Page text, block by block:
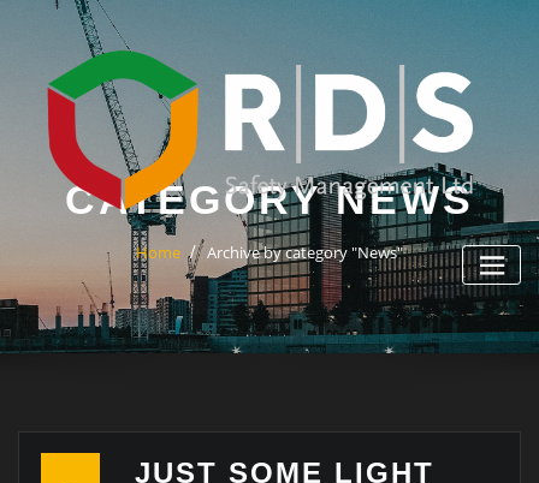
CATEGORY NEWS
Home Archive by category "News"
JUST SOME LIGHT